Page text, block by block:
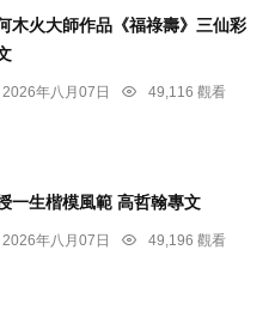
木火大師作品《福祿壽》三仙彩
2026年八月07日
49,116 觀看
一生楷模風範 高哲翰專文
2026年八月07日
49,196 觀看